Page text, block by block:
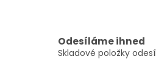
Odesíláme ihned
Skladové položky